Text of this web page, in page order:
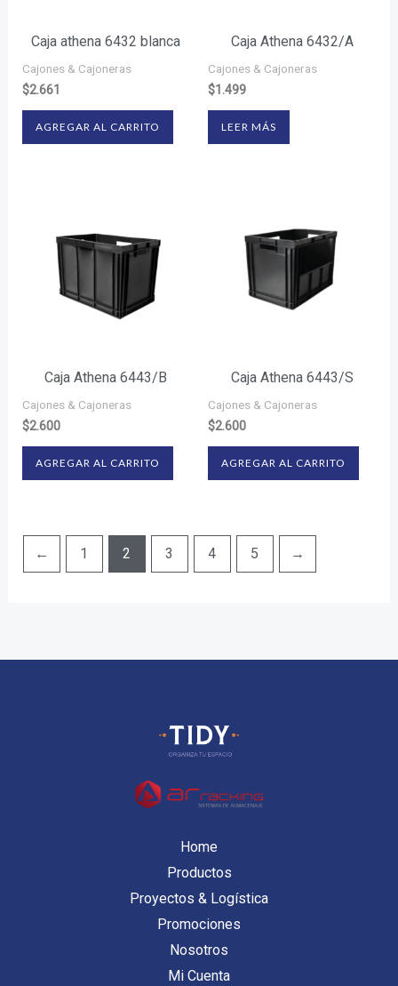
Caja athena 6432 blanca
Cajones & Cajoneras
$2.661
AGREGAR AL CARRITO
Caja Athena 6432/A
Cajones & Cajoneras
$1.499
LEER MÁS
Caja Athena 6443/B
Cajones & Cajoneras
$2.600
AGREGAR AL CARRITO
Caja Athena 6443/S
Cajones & Cajoneras
$2.600
AGREGAR AL CARRITO
← 1 2 3 4 5 →
Home
Productos
Proyectos & Logística
Promociones
Nosotros
Mi Cuenta